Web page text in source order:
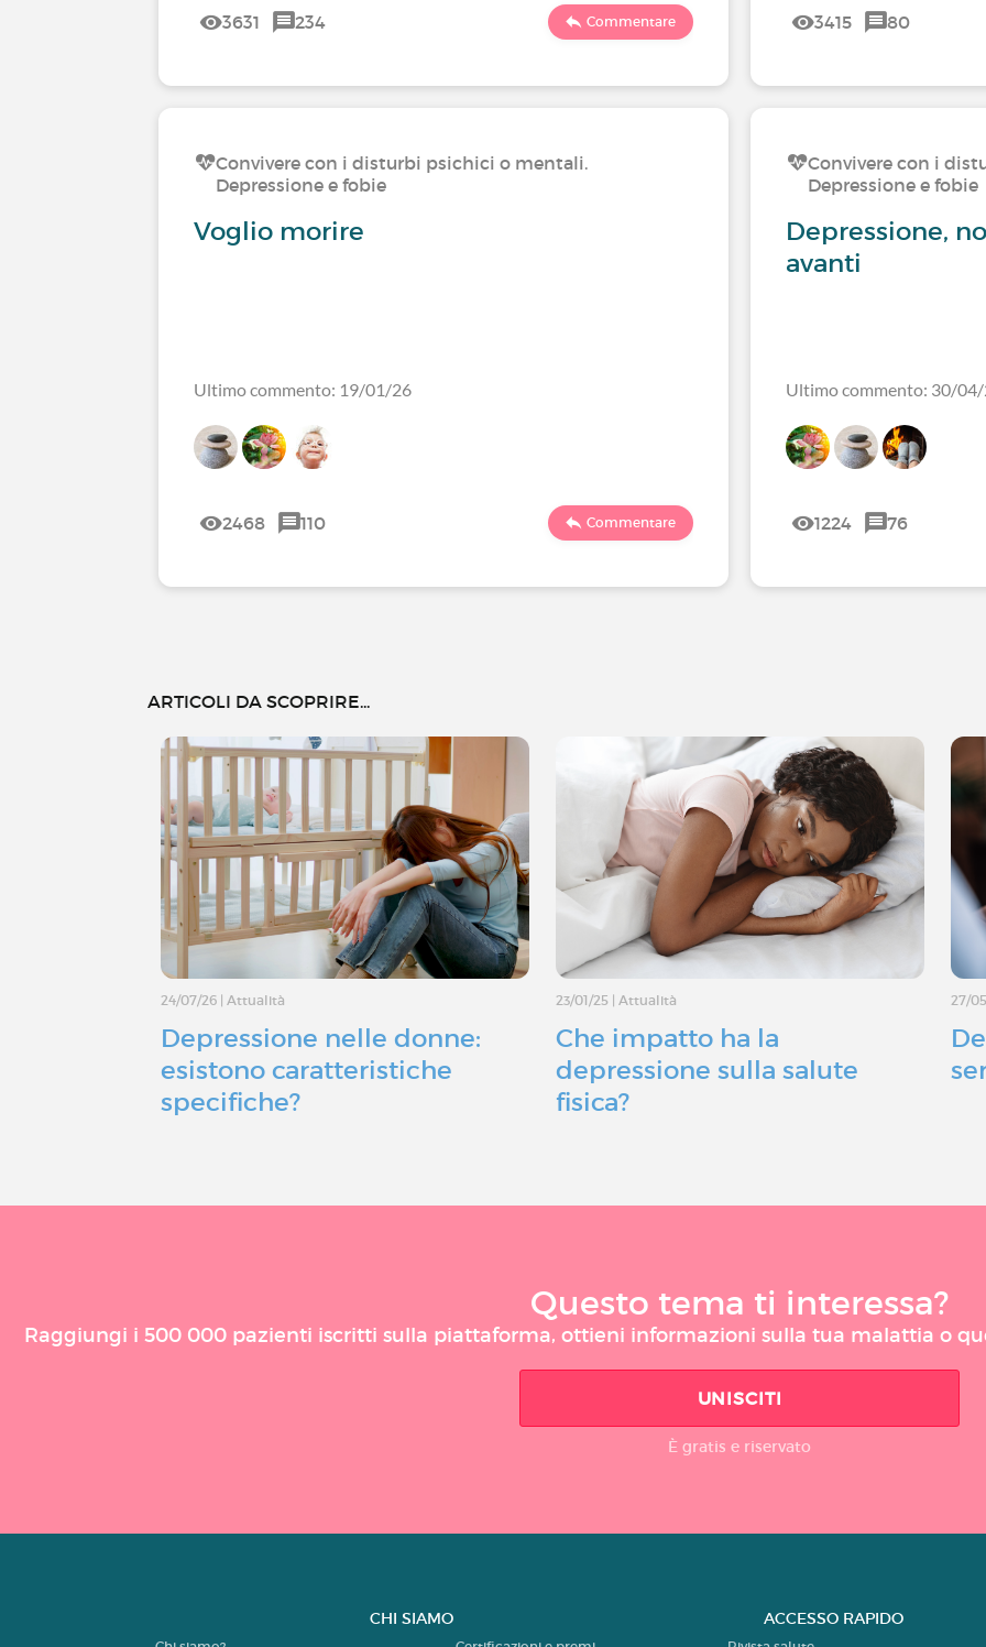
3631 234 Commentare
Convivere con i disturbi psichici o mentali.
Depressione e fobie
Voglio morire
Ultimo commento: 19/01/26
2468 110 Commentare
3415 80
Convivere con i
Depressione e fobie
Depressione,
avanti
Ultimo commento: 30/
1224 76
ARTICOLI DA SCOPRIRE...
24/07/26 |Attualità
Depressione nelle donne:
esistono caratteristiche
specifiche?
23/01/25 |Attualità
Che impatto ha la
depressione sulla salute
fisica?
27/
Questo tema ti interessa?
Raggiungi i 500 000 pazienti iscritti sulla piattaforma, ottieni informazioni sulla tua malattia o
UNISCITI
È gratis e riservato
CHI SIAMO ACCESSO RAPIDO